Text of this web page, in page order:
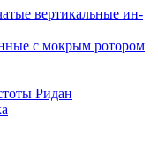
вертикальные ин-
с мокрым ротором
Ридан